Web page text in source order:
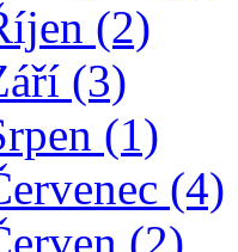
(2)
(3)
(1)
(4)